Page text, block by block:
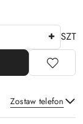
SZT
Zostaw telefon